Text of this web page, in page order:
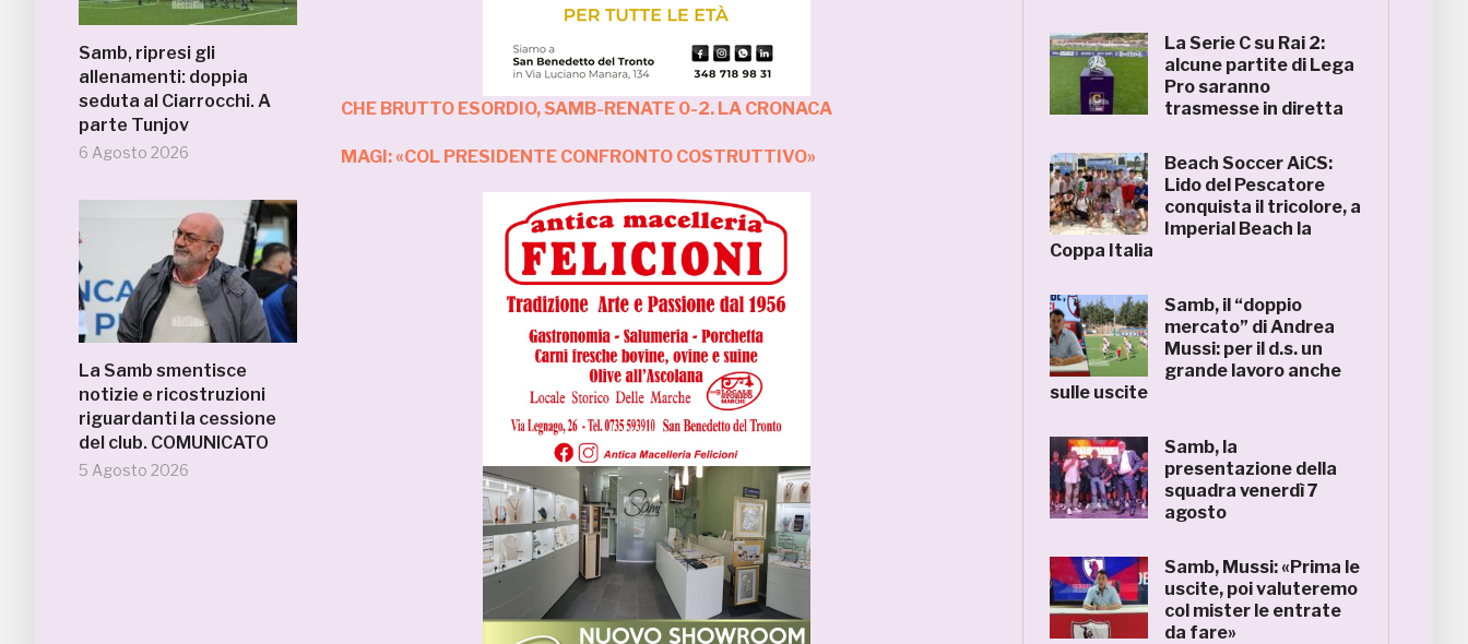
Samb, ripresi gli
allenamenti: doppia
seduta al Ciarrocchi. A
parte Tunjov
6 Agosto 2026
La Samb smentisce
notizie e ricostruzioni
riguardanti la cessione
del club. COMUNICATO
5 Agosto 2026
CHE BRUTTO ESORDIO, SAMB-RENATE 0-2. LA CRONACA
MAGI: «COL PRESIDENTE CONFRONTO COSTRUTTIVO»
La Serie C su Rai 2:
alcune partite di Lega
Pro saranno
trasmesse in diretta
Beach Soccer AiCS:
Lido del Pescatore
conquista il tricolore, a
Imperial Beach la
Coppa Italia
Samb, il “doppio
mercato” di Andrea
Mussi: per il d.s. un
grande lavoro anche
sulle uscite
Samb, la
presentazione della
squadra venerdì 7
agosto
Samb, Mussi: «Prima le
uscite, poi valuteremo
col mister le entrate
da fare»